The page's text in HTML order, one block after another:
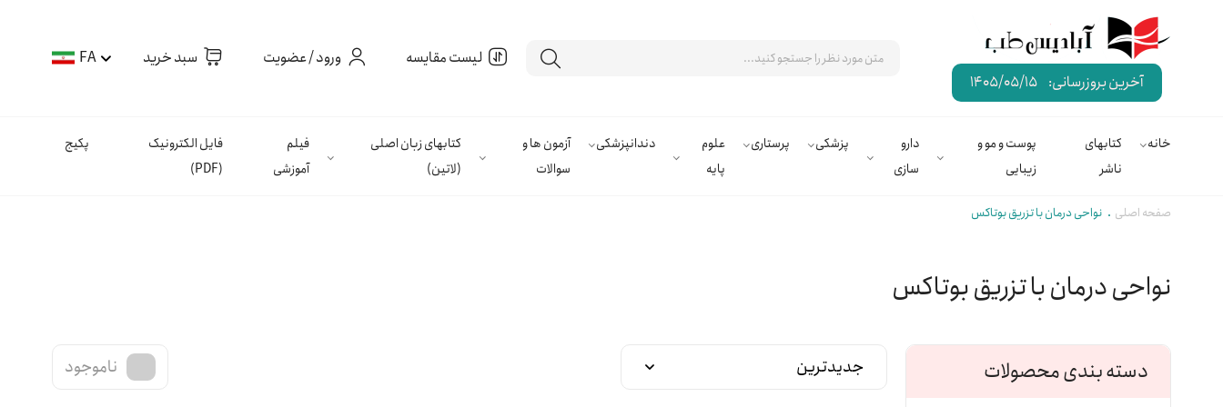
آخرین بروزرسانی: 1405/05/15
لیست مقایسه ورود / عضویت سبد خرید FA
خانه
کتابهای
ناشر
پوست و مو و
زیبایی
دارو
سازی
پزشکی پرستاری
علوم
پایه
دندانپزشکی
آزمون ها و
سوالات
کتابهای زبان اصلی
(لاتین)
فیلم
آموزشی
فایل الکترونیک
(PDF)
پکیج
صفحه اصلی نواحی درمان با تزریق بوتاکس
نواحی درمان با تزریق بوتاکس
دسته بندی محصولات ناموجود